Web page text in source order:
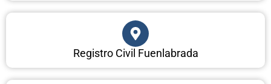
Registro Civil Fuenlabrada